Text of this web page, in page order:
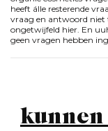
heeft álle resterende
vraag en antwoord niet
ongetwijfeld hier. En
geen vragen hebben
kunnen